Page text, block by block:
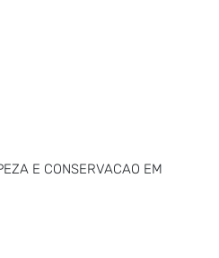
E CONSERVACAO EM